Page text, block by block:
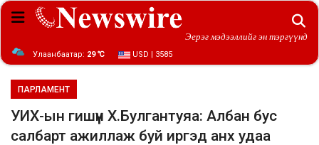
Эерэг мэдээллийг эн тэргүүнд
Улаанбаатар: 29 ℃ USD | 3585
ПАРЛАМЕНТ
УИХ-ын гишүүн Х.Булгантуяа: Албан бус
салбарт ажиллаж буй иргэд анх удаа